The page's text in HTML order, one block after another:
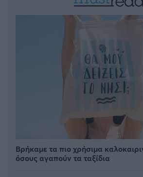
Βρήκαμε τα πιο χρήσιμα
όσους αγαπούν τα ταξίδια